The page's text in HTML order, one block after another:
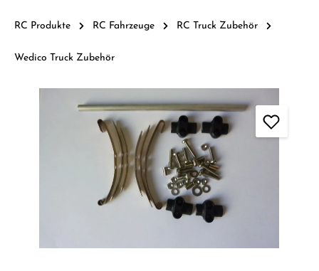
RC Produkte RC Fahrzeuge RC Truck Zubehör
Wedico Truck Zubehör